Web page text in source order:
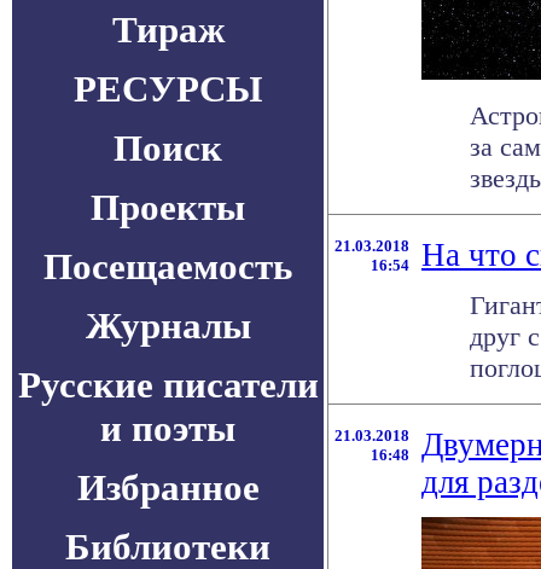
Тираж
РЕСУРСЫ
Поиск
Проекты
Посещаемость
Журналы
Русские писатели
и поэты
Избранное
Библиотеки
за
21.03.2018
16:54
На что
друг
21.03.2018
16:48
для